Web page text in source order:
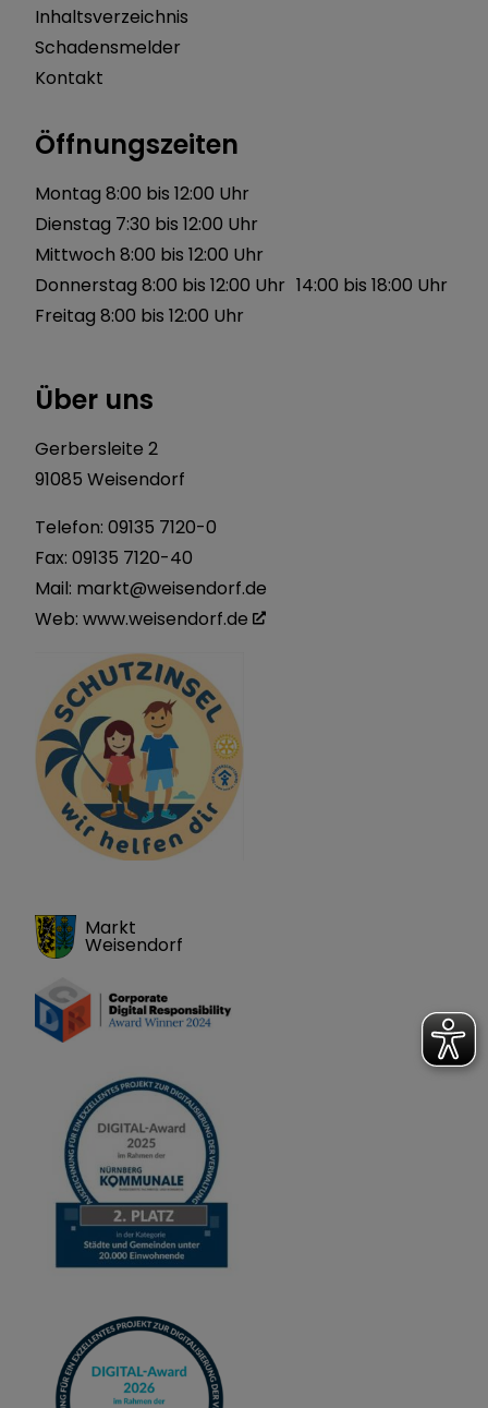
Inhaltsverzeichnis
Schadensmelder
Kontakt
Öffnungszeiten
Montag 8:00 bis 12:00 Uhr
Dienstag 7:30 bis 12:00 Uhr
Mittwoch 8:00 bis 12:00 Uhr
Donnerstag 8:00 bis 12:00 Uhr 14:00 bis 18:00 Uhr
Freitag 8:00 bis 12:00 Uhr
Über uns
Gerbersleite 2
91085 Weisendorf
Telefon: 09135 7120-0
Fax: 09135 7120-40
Mail: markt@weisendorf.de
Web: www.weisendorf.de
Markt
Weisendorf